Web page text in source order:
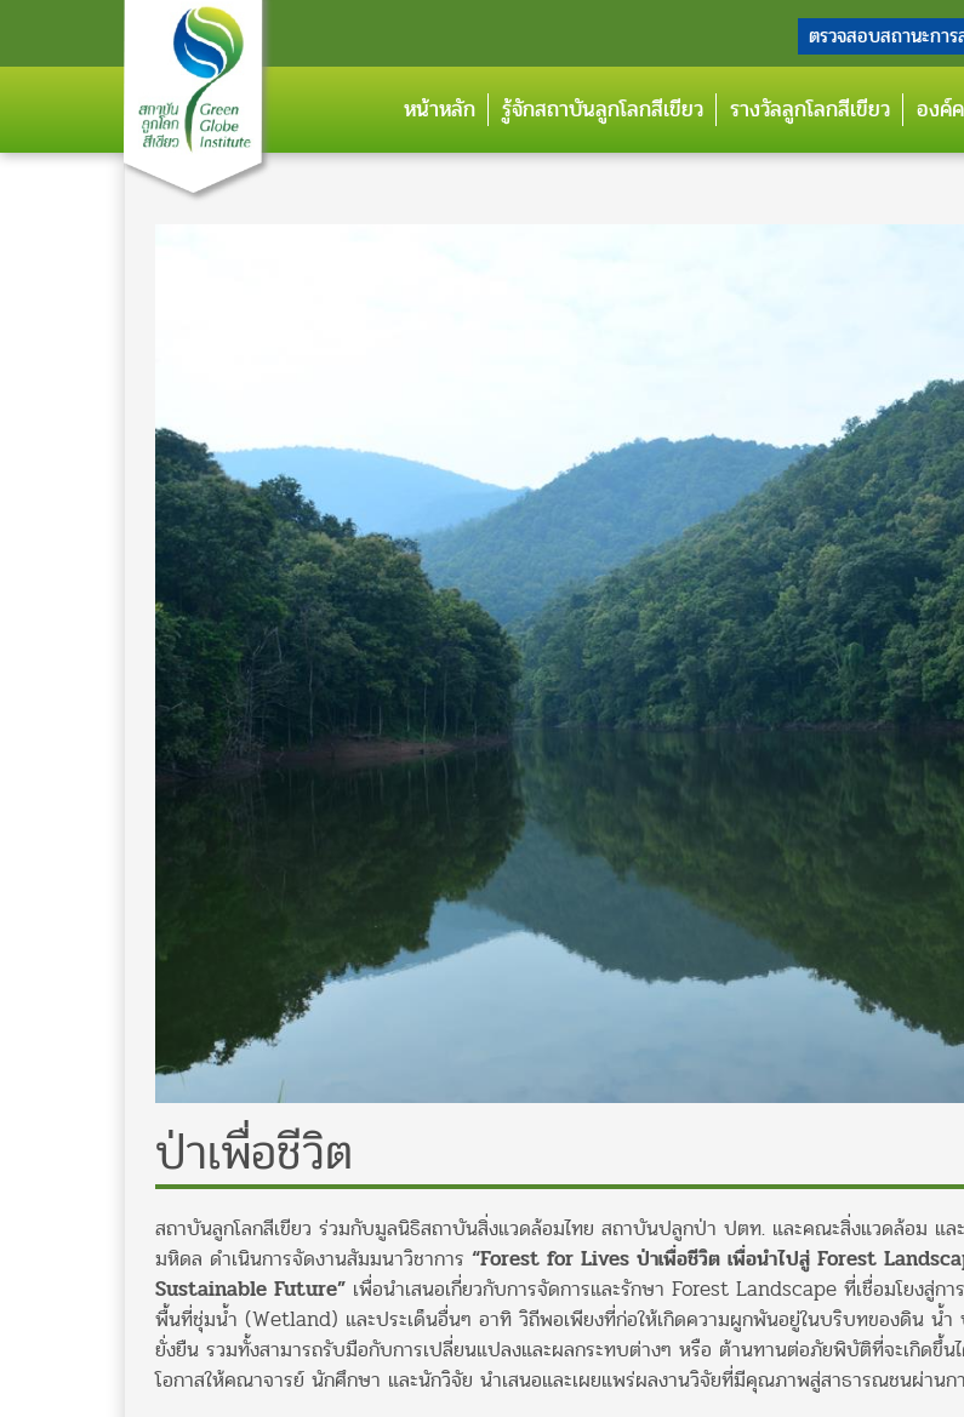
ตรวจสอบสถานะกา
หน้าหลัก รู้จักสถาบันลูกโลกสีเขียว รางวัลลูกโลกสีเขียว องค์
ป่าเพื่อชีวิต
สถาบันลูกโลกสีเขียว ร่วมกับมูลนิธิสถาบันสิ่งแวดล้อมไทย สถาบันปลูกป่า ปตท. และคณะสิ่งแวดล้อม แล
มหิดล ดําเนินการจัดงานสัมมนาวิชาการ “Forest for Lives ป่าเพื่อชีวิต เพื่อนําไปสู่ Forest
Sustainable Future” เพื่อนําเสนอเกี่ยวกับการจัดการและรักษา Forest Landscape ที่เชื่อมโยงสู่
พื้นที่ชุ่มน้ำ (Wetland) และประเด็นอื่นๆ อาทิ วิถีพอเพียงที่ก่อให้เกิดความผูกพันอยู่ในบริบทของดิน น้ำ
ยั่งยืน รวมทั้งสามารถรับมือกับการเปลี่ยนแปลงและผลกระทบต่างๆ หรือ ต้านทานต่อภัยพิบัติที่จะเกิดขึ้น
โอกาสให้คณาจารย์ นักศึกษา และนักวิจัย นําเสนอและเผยแพร่ผลงานวิจัยที่มีคุณภาพสู่สาธารณชนผ่า